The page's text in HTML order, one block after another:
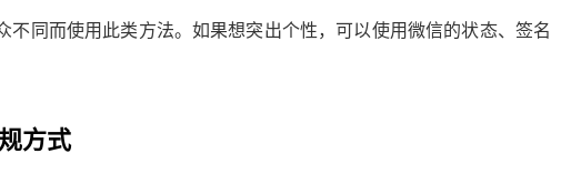
不同而使用此类方法。如果想突出个性，可以使用微信的状态、签名
方式